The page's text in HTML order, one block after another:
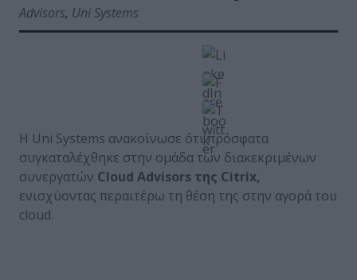
Advisors, Uni Systems
Η Uni Systems ανακοίνωσε ότι πρόσφατα
συγκαταλέχθηκε στην ομάδα των διακεκριμένων
συνεργατών Cloud Advisors της Citrix,
ενισχύοντας περαιτέρω τη θέση της στην αγορά του
cloud.